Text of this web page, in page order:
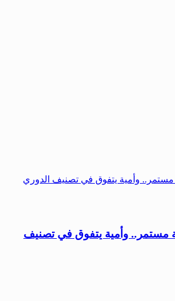
مستمر.. وأمية يتفوق في تصنيف